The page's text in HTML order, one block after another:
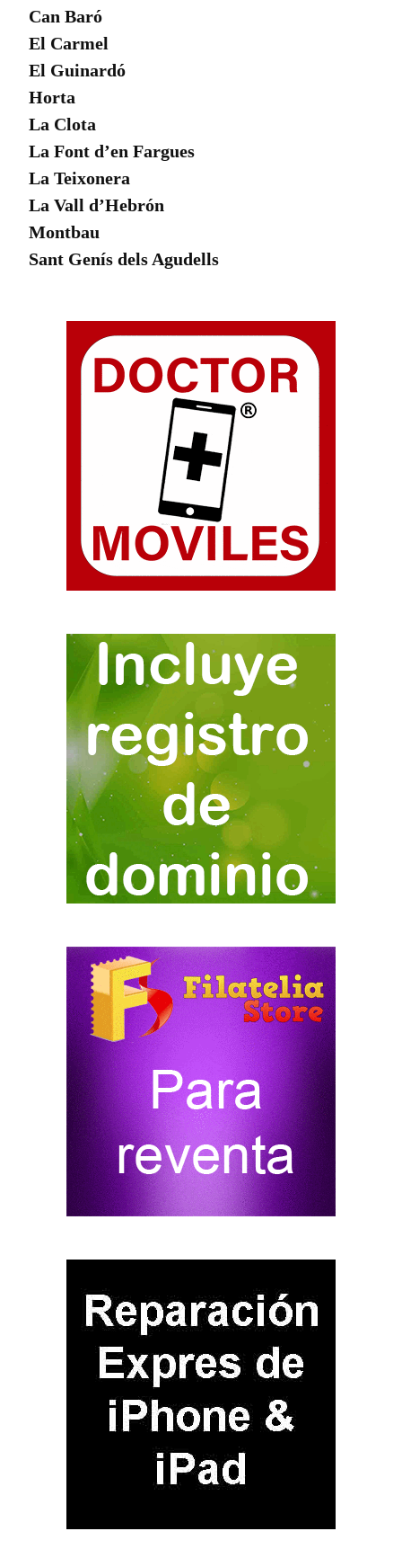
Can Baró
El Carmel
El Guinardó
Horta
La Clota
La Font d’en Fargues
La Teixonera
La Vall d’Hebrón
Montbau
Sant Genís dels Agudells